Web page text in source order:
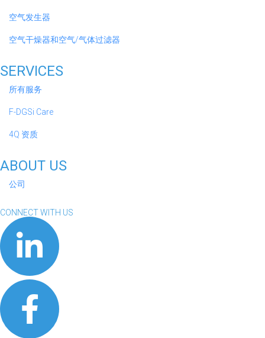
空气发生器
空气干燥器和空气/气体过滤器
SERVICES
所有服务
F-DGSi Care
4Q 资质
ABOUT US
公司
CONNECT WITH US